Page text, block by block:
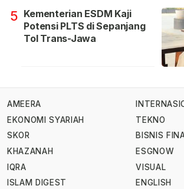
5 Kementerian ESDM Kaji
Potensi PLTS di Sepanjang
Tol Trans-Jawa
AMEERA
EKONOMI SYARIAH
SKOR
KHAZANAH
IQRA
ISLAM DIGEST
TEKNO
BISNIS
ESGNOW
VISUAL
ENGLISH